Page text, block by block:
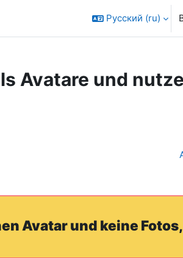
Русский ‎(ru)‎
Avatare und
Avatar und keine